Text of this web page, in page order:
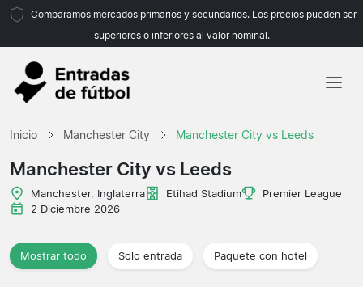
Comparamos mercados primarios y secundarios. Los precios pueden ser
superiores o inferiores al valor nominal.
Inicio Manchester City Manchester City vs Leeds
Manchester City vs Leeds
Manchester, Inglaterra Etihad Stadium
Premier League
2 Diciembre 2026
Mostrar todo Solo entrada Paquete con hotel